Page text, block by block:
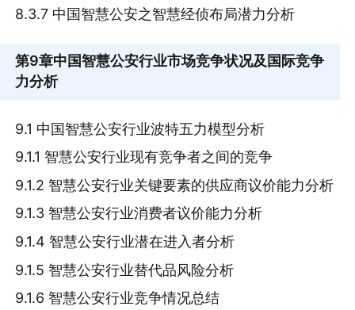
8.3.7 中国智慧公安之智慧经侦布局潜力分析
第9章中国智慧公安行业市场竞争状况及国际竞争
力分析
9.1 中国智慧公安行业波特五力模型分析
9.1.1 智慧公安行业现有竞争者之间的竞争
9.1.2 智慧公安行业关键要素的供应商议价能力分析
9.1.3 智慧公安行业消费者议价能力分析
9.1.4 智慧公安行业潜在进入者分析
9.1.5 智慧公安行业替代品风险分析
9.1.6 智慧公安行业竞争情况总结